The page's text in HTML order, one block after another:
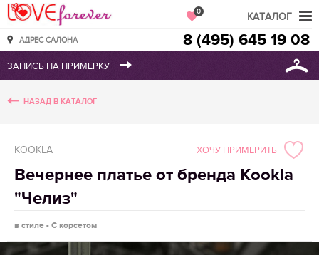
Love Forever
АДРЕС САЛОНА
0
8 (495) 645 19 08
НАЗАД В КАТАЛОГ
KOOKLA
Вечернее платье от бренда Kookla
"Челиз"
в стиле - С корсетом
ХОЧУ ПРИМЕРИТЬ
КАТАЛОГ